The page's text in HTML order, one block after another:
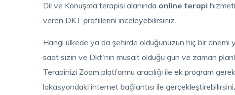
Dil ve Konuşma terapisi alanında online terapi
veren DKT profillerini inceleyebilirsiniz.
Hangi ülkede ya da şehirde olduğunuzun hiç bir önemi
saat sizin ve Dkt'nin müsait olduğu gün ve zaman
Terapinizi Zoom platformu aracılığı ile ek program
lokasyondaki internet bağlantısı ile